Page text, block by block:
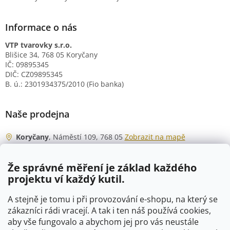
Že správné měření je základ každého
projektu ví každý kutil.
A stejně je tomu i při provozování e-shopu, na který se
zákazníci rádi vracejí. A tak i ten náš používá cookies,
aby vše fungovalo a abychom jej pro vás neustále
Informace o nás
VTP tvarovky s.r.o.
Blišice 34, 768 05 Koryčany
IČ: 09895345
DIČ: CZ09895345
B. ú.: 2301934375/2010 (Fio banka)
Naše prodejna
Koryčany, Náměstí 109, 768 05 Zobrazit na mapě
Po - Čt
06:00 - 07:00
07:30 - 15:30
Pá
06:00 - 07:00
07:30 - 15:00
So
07:00 - 10:00